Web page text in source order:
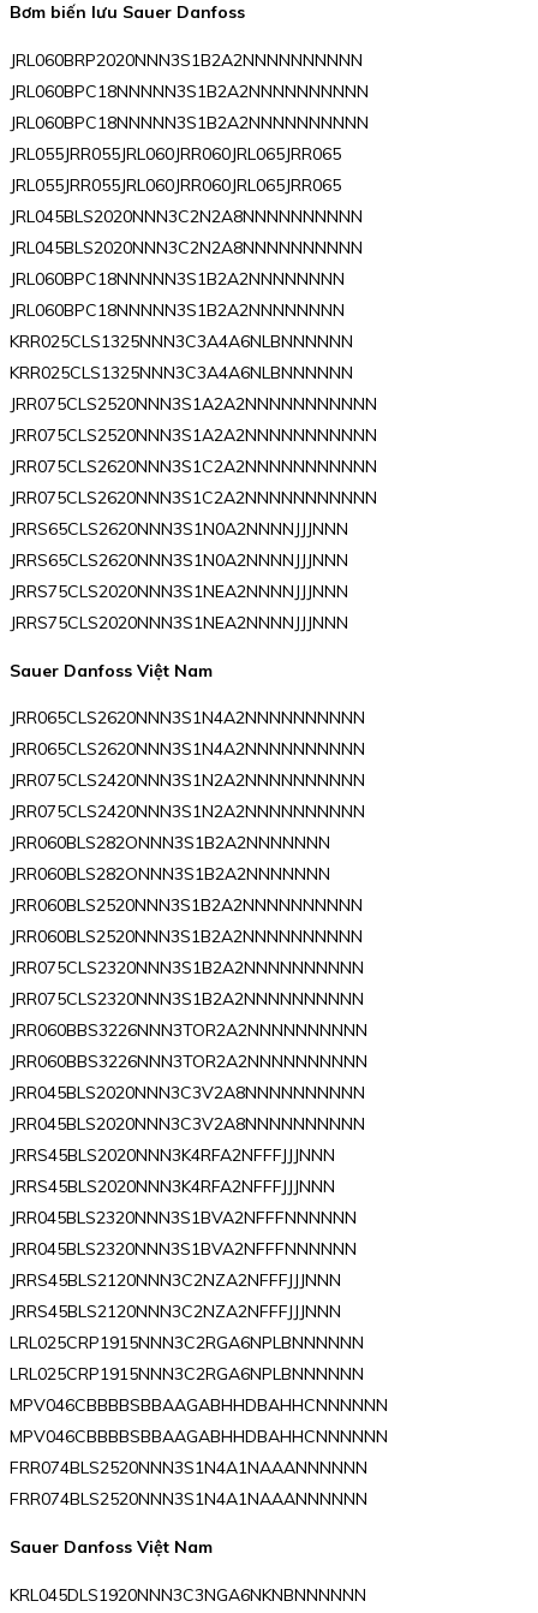
Bơm biến lưu Sauer Danfoss
JRL060BRP2020NNN3S1B2A2NNNNNNNNNN
JRL060BPC18NNNNN3S1B2A2NNNNNNNNNN
JRL060BPC18NNNNN3S1B2A2NNNNNNNNNN
JRL055JRR055JRL060JRR060JRL065JRR065
JRL055JRR055JRL060JRR060JRL065JRR065
JRL045BLS2020NNN3C2N2A8NNNNNNNNNN
JRL045BLS2020NNN3C2N2A8NNNNNNNNNN
JRL060BPC18NNNNN3S1B2A2NNNNNNNN
JRL060BPC18NNNNN3S1B2A2NNNNNNNN
KRR025CLS1325NNN3C3A4A6NLBNNNNNN
KRR025CLS1325NNN3C3A4A6NLBNNNNNN
JRR075CLS2520NNN3S1A2A2NNNNNNNNNNN
JRR075CLS2520NNN3S1A2A2NNNNNNNNNNN
JRR075CLS2620NNN3S1C2A2NNNNNNNNNNN
JRR075CLS2620NNN3S1C2A2NNNNNNNNNNN
JRRS65CLS2620NNN3S1N0A2NNNNJJJNNN
JRRS65CLS2620NNN3S1N0A2NNNNJJJNNN
JRRS75CLS2020NNN3S1NEA2NNNNJJJNNN
JRRS75CLS2020NNN3S1NEA2NNNNJJJNNN
Sauer Danfoss Việt Nam
JRR065CLS2620NNN3S1N4A2NNNNNNNNNN
JRR065CLS2620NNN3S1N4A2NNNNNNNNNN
JRR075CLS2420NNN3S1N2A2NNNNNNNNNN
JRR075CLS2420NNN3S1N2A2NNNNNNNNNN
JRR060BLS282ONNN3S1B2A2NNNNNNN
JRR060BLS282ONNN3S1B2A2NNNNNNN
JRR060BLS2520NNN3S1B2A2NNNNNNNNNN
JRR060BLS2520NNN3S1B2A2NNNNNNNNNN
JRR075CLS2320NNN3S1B2A2NNNNNNNNNN
JRR075CLS2320NNN3S1B2A2NNNNNNNNNN
JRR060BBS3226NNN3TOR2A2NNNNNNNNNN
JRR060BBS3226NNN3TOR2A2NNNNNNNNNN
JRR045BLS2020NNN3C3V2A8NNNNNNNNNN
JRR045BLS2020NNN3C3V2A8NNNNNNNNNN
JRRS45BLS2020NNN3K4RFA2NFFFJJJNNN
JRRS45BLS2020NNN3K4RFA2NFFFJJJNNN
JRR045BLS2320NNN3S1BVA2NFFFNNNNNN
JRR045BLS2320NNN3S1BVA2NFFFNNNNNN
JRRS45BLS2120NNN3C2NZA2NFFFJJJNNN
JRRS45BLS2120NNN3C2NZA2NFFFJJJNNN
LRL025CRP1915NNN3C2RGA6NPLBNNNNNN
LRL025CRP1915NNN3C2RGA6NPLBNNNNNN
MPV046CBBBBSBBAAGABHHDBAHHCNNNNNN
MPV046CBBBBSBBAAGABHHDBAHHCNNNNNN
FRR074BLS2520NNN3S1N4A1NAAANNNNNN
FRR074BLS2520NNN3S1N4A1NAAANNNNNN
Sauer Danfoss Việt Nam
KRL045DLS1920NNN3C3NGA6NKNBNNNNNN